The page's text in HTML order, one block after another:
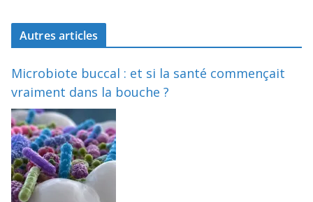
Autres articles
Microbiote buccal : et si la santé commençait
vraiment dans la bouche ?